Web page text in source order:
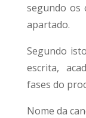
segundo os
apartado.
Segundo
escrita,
fases do
Nome da